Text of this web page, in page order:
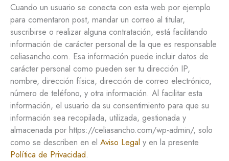
Cuando un usuario se conecta con esta web por ejemplo
para comentaron post, mandar un correo al titular,
suscribirse o realizar alguna contratación, está facilitando
información de carácter personal de la que es responsable
celiasancho.com. Esa información puede incluir datos de
carácter personal como pueden ser tu dirección IP,
nombre, dirección física, dirección de correo electrónico,
número de teléfono, y otra información. Al facilitar esta
información, el usuario da su consentimiento para que su
información sea recopilada, utilizada, gestionada y
almacenada por https://celiasancho.com/wp-admin/, solo
como se describen en el Aviso Legal y en la presente
Política de Privacidad.